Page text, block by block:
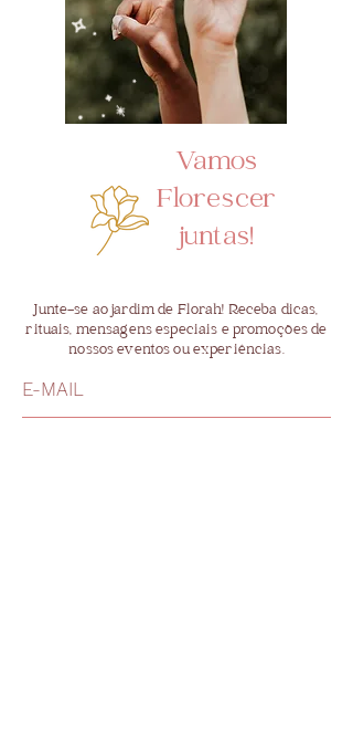
Vamos
Florescer
juntas!
Junte-se ao jardim de Florah! Receba dicas,
rituais, mensagens especiais e promoções de
nossos eventos ou experiências.